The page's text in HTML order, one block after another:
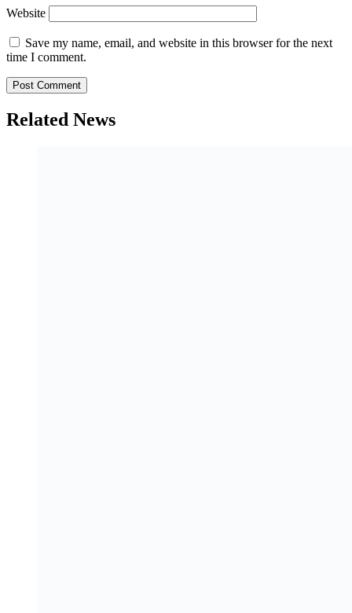
Website
Save my name, email, and website in this browser for the next
time I comment.
Related News